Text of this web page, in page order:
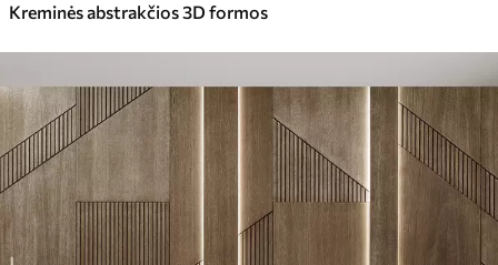
Kreminės abstrakčios 3D formos